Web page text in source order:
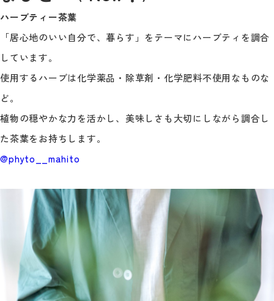
ハーブティー茶葉
「居心地のいい自分で、暮らす」をテーマにハーブティを調合
しています。
使用するハーブは化学薬品・除草剤・化学肥料不使用なものな
ど。
植物の穏やかな力を活かし、美味しさも大切にしながら調合し
た茶葉をお持ちします。
@phyto__mahito